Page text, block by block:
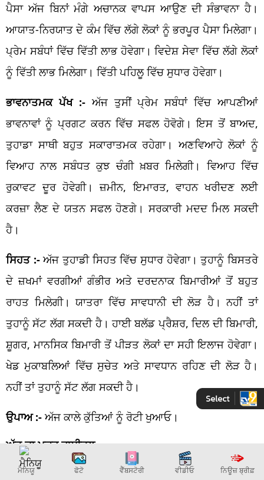
ਪੈਸਾ ਅੱਜ ਬਿਨਾਂ ਮੰਗੇ ਅਚਾਨਕ ਵਾਪਸ ਆਉਣ ਦੀ ਸੰਭਾਵਨਾ ਹੈ।
ਆਯਾਤ-ਨਿਰਯਾਤ ਦੇ ਕੰਮ ਵਿੱਚ ਲੱਗੇ ਲੋਕਾਂ ਨੂੰ ਭਰਪੂਰ ਪੈਸਾ ਮਿਲੇਗਾ।
ਪ੍ਰੇਮ ਸਬੰਧਾਂ ਵਿੱਚ ਵਿੱਤੀ ਲਾਭ ਹੋਵੇਗਾ। ਵਿਦੇਸ਼ ਸੇਵਾ ਵਿੱਚ ਲੱਗੇ ਲੋਕਾਂ
ਨੂੰ ਵਿੱਤੀ ਲਾਭ ਮਿਲੇਗਾ। ਵਿੱਤੀ ਪਹਿਲੂ ਵਿੱਚ ਸੁਧਾਰ ਹੋਵੇਗਾ।
ਭਾਵਨਾਤਮਕ ਪੱਖ :-ਅੱਜ ਤੁਸੀਂ ਪ੍ਰੇਮ ਸਬੰਧਾਂ ਵਿੱਚ ਆਪਣੀਆਂ
ਭਾਵਨਾਵਾਂ ਨੂੰ ਪ੍ਰਗਟ ਕਰਨ ਵਿੱਚ ਸਫਲ ਹੋਵੋਗੇ। ਇਸ ਤੋਂ ਬਾਅਦ,
ਤੁਹਾਡਾ ਸਾਥੀ ਬਹੁਤ ਸਕਾਰਾਤਮਕ ਰਹੇਗਾ। ਅਣਵਿਆਹੇ ਲੋਕਾਂ ਨੂੰ
ਵਿਆਹ ਨਾਲ ਸਬੰਧਤ ਕੁਝ ਚੰਗੀ ਖ਼ਬਰ ਮਿਲੇਗੀ। ਵਿਆਹ ਵਿੱਚ
ਰੁਕਾਵਟ ਦੂਰ ਹੋਵੇਗੀ। ਜ਼ਮੀਨ, ਇਮਾਰਤ, ਵਾਹਨ ਖਰੀਦਣ ਲਈ
ਕਰਜ਼ਾ ਲੈਣ ਦੇ ਯਤਨ ਸਫਲ ਹੋਣਗੇ। ਸਰਕਾਰੀ ਮਦਦ ਮਿਲ ਸਕਦੀ
ਹੈ।
ਸਿਹਤ :-ਅੱਜ ਤੁਹਾਡੀ ਸਿਹਤ ਵਿੱਚ ਸੁਧਾਰ ਹੋਵੇਗਾ। ਤੁਹਾਨੂੰ ਬਿਸਤਰੇ
ਦੇ ਜ਼ਖਮਾਂ ਵਰਗੀਆਂ ਗੰਭੀਰ ਅਤੇ ਦਰਦਨਾਕ ਬਿਮਾਰੀਆਂ ਤੋਂ ਬਹੁਤ
ਰਾਹਤ ਮਿਲੇਗੀ। ਯਾਤਰਾ ਵਿੱਚ ਸਾਵਧਾਨੀ ਦੀ ਲੋੜ ਹੈ। ਨਹੀਂ ਤਾਂ
ਤੁਹਾਨੂੰ ਸੱਟ ਲੱਗ ਸਕਦੀ ਹੈ। ਹਾਈ ਬਲੱਡ ਪ੍ਰੈਸ਼ਰ, ਦਿਲ ਦੀ ਬਿਮਾਰੀ,
ਸ਼ੂਗਰ, ਮਾਨਸਿਕ ਬਿਮਾਰੀ ਤੋਂ ਪੀੜਤ ਲੋਕਾਂ ਦਾ ਸਹੀ ਇਲਾਜ ਹੋਵੇਗਾ।
ਖੇਡ ਮੁਕਾਬਲਿਆਂ ਵਿੱਚ ਸੁਚੇਤ ਅਤੇ ਸਾਵਧਾਨ ਰਹਿਣ ਦੀ ਲੋੜ ਹੈ।
ਨਹੀਂ ਤਾਂ ਤੁਹਾਨੂੰ ਸੱਟ ਲੱਗ ਸਕਦੀ ਹੈ।
ਉਪਾਅ :- ਅੱਜ ਕਾਲੇ ਕੁੱਤਿਆਂ ਨੂੰ ਰੋਟੀ ਖੁਆਓ।
ਅੱਜ ਦਾ ਮਕਰ ਰਾਸ਼ੀਫਲ
ਅੱਜ ਤੁਹਾਡੇ ਲਈ ਮਿਸ਼ਰਤ ਨਤੀਜਿਆਂ ਵਾਲਾ ਦਿਨ ਰਹੇਗਾ। ਤੁਹਾਨੂੰ
ਮੈਨਿਯੂ ਫੋਟੋ ਵੈੱਬਸਟੋਰੀ ਵੀਡੀਓ ਨਿਊਜ਼ ਬ੍ਰੀਫ਼